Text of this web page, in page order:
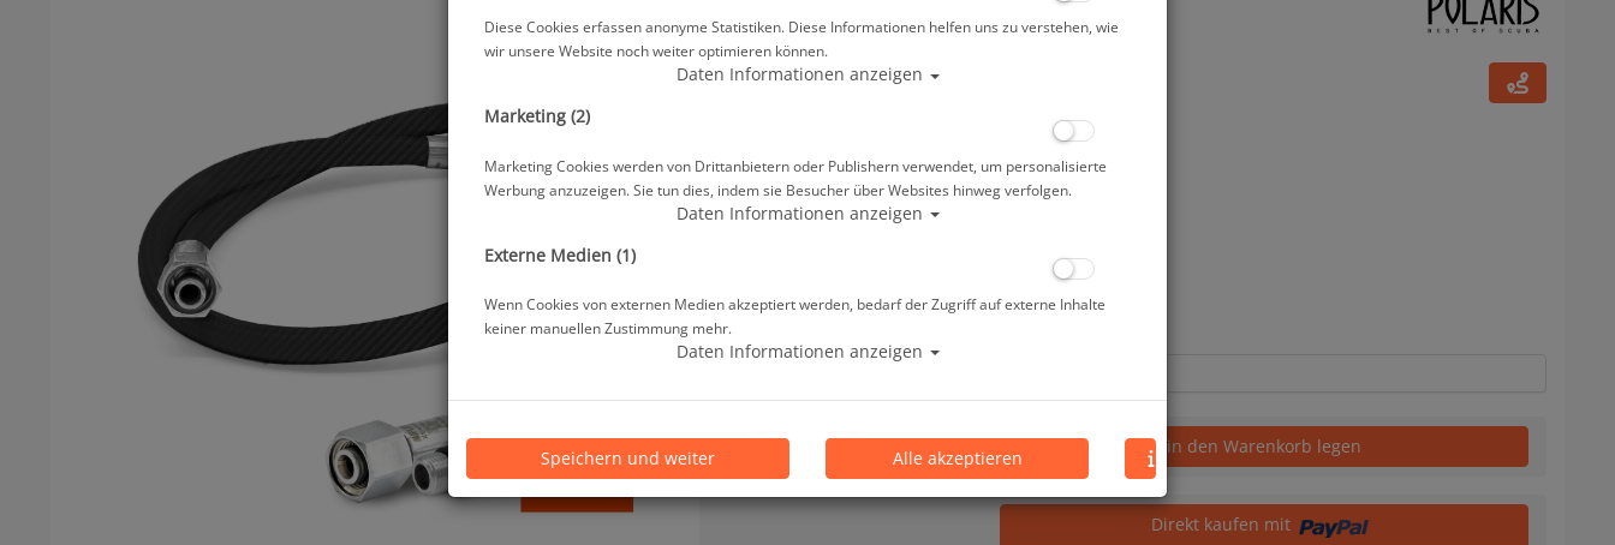
Artikelnr.: pol-38002ca
34,00 €*
Lieferbar in 1-3 Werktage, der Artikel ist auf Lager
Prämienpunkte: 34
Stk. in den Warenkorb legen
Direkt kaufen mit
Diese Cookies erfassen anonyme Statistiken. Diese Informationen helfen uns zu verstehen, wie
wir unsere Website noch weiter optimieren können.
Daten Informationen anzeigen
Marketing (2)
Marketing Cookies werden von Drittanbietern oder Publishern verwendet, um personalisierte
Werbung anzuzeigen. Sie tun dies, indem sie Besucher über Websites hinweg verfolgen.
Daten Informationen anzeigen
Externe Medien (1)
Wenn Cookies von externen Medien akzeptiert werden, bedarf der Zugriff auf externe Inhalte
keiner manuellen Zustimmung mehr.
Daten Informationen anzeigen
Speichern und weiter Alle akzeptieren